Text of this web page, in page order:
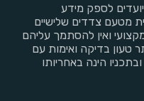
לספק מידע
מטעם צדדים שלישיים
ואין להסתמך עליהם
טעון בדיקה ואימות עם
הינה באחריותו